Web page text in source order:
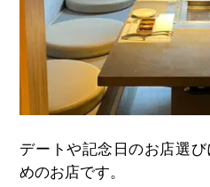
デートや記念日のお店選
めのお店です。